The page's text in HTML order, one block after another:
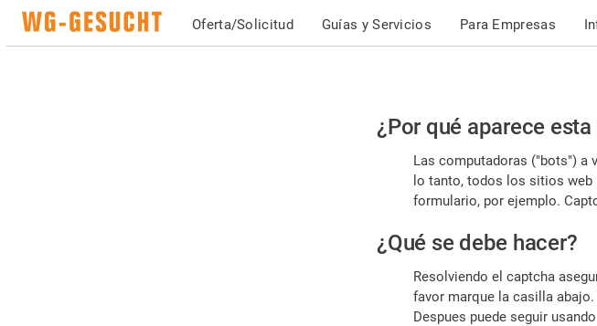
Oferta/Solicitud Guías y Servicios Para Empresas
Por
favor,
confirme
es
humano
¿Por qué aparece
Las computadoras ("bots") a
lo tanto, todos los sitios web
formulario, por ejemplo.
¿Qué se debe hacer?
Resolviendo el captcha
favor marque la casilla
Despues puede seguir